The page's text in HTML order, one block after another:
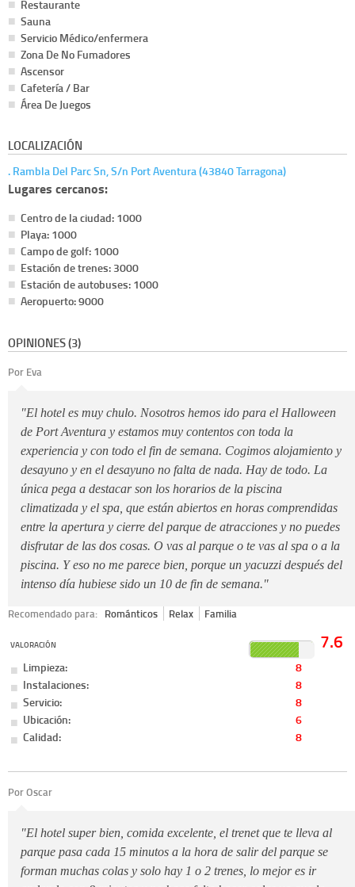
Restaurante
Sauna
Servicio Médico/enfermera
Zona De No Fumadores
Ascensor
Cafetería / Bar
Área De Juegos
LOCALIZACIÓN
. Rambla Del Parc Sn, S/n Port Aventura (43840 Tarragona)
Lugares cercanos:
Centro de la ciudad: 1000
Playa: 1000
Campo de golf: 1000
Estación de trenes: 3000
Estación de autobuses: 1000
Aeropuerto: 9000
OPINIONES (3)
Por Eva
"El hotel es muy chulo. Nosotros hemos ido para el Halloween
de Port Aventura y estamos muy contentos con toda la
experiencia y con todo el fin de semana. Cogimos alojamiento y
desayuno y en el desayuno no falta de nada. Hay de todo. La
única pega a destacar son los horarios de la piscina
climatizada y el spa, que están abiertos en horas comprendidas
entre la apertura y cierre del parque de atracciones y no puedes
disfrutar de las dos cosas. O vas al parque o te vas al spa o a la
piscina. Y eso no me parece bien, porque un yacuzzi después del
intenso día hubiese sido un 10 de fin de semana."
Recomendado para: Románticos Relax Familia
VALORACIÓN 7.6
Limpieza:
8
Instalaciones:
8
Servicio:
8
Ubicación:
6
Calidad:
8
Por Oscar
"El hotel super bien, comida excelente, el trenet que te lleva al
parque pasa cada 15 minutos a la hora de salir del parque se
forman muchas colas y solo hay 1 o 2 trenes, lo mejor es ir